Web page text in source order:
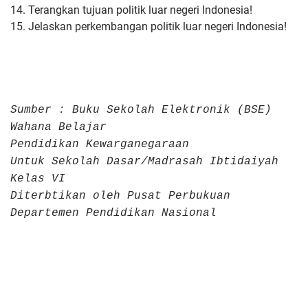
14. Terangkan tujuan politik luar negeri Indonesia!
15. Jelaskan perkembangan politik luar negeri Indonesia!
Sumber : Buku Sekolah Elektronik (BSE)
Wahana Belajar
Pendidikan Kewarganegaraan
Untuk Sekolah Dasar/Madrasah Ibtidaiyah
Kelas VI
Diterbtikan oleh Pusat Perbukuan
Departemen Pendidikan Nasional